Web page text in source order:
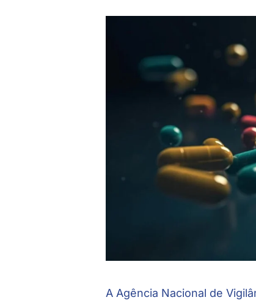
A Agência Nacional de